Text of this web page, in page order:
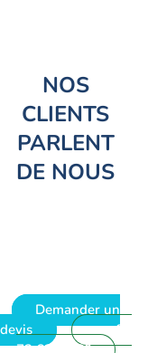
NOS
CLIENTS
PARLENT
DE NOUS
Demander un
devis
09